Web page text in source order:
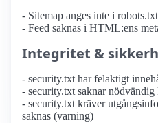
- Sitemap anges inte i
- Feed saknas i HTML:ens
Integritet &
- security.txt har felaktigt
- security.txt saknar
- security.txt kräver
saknas (varning)